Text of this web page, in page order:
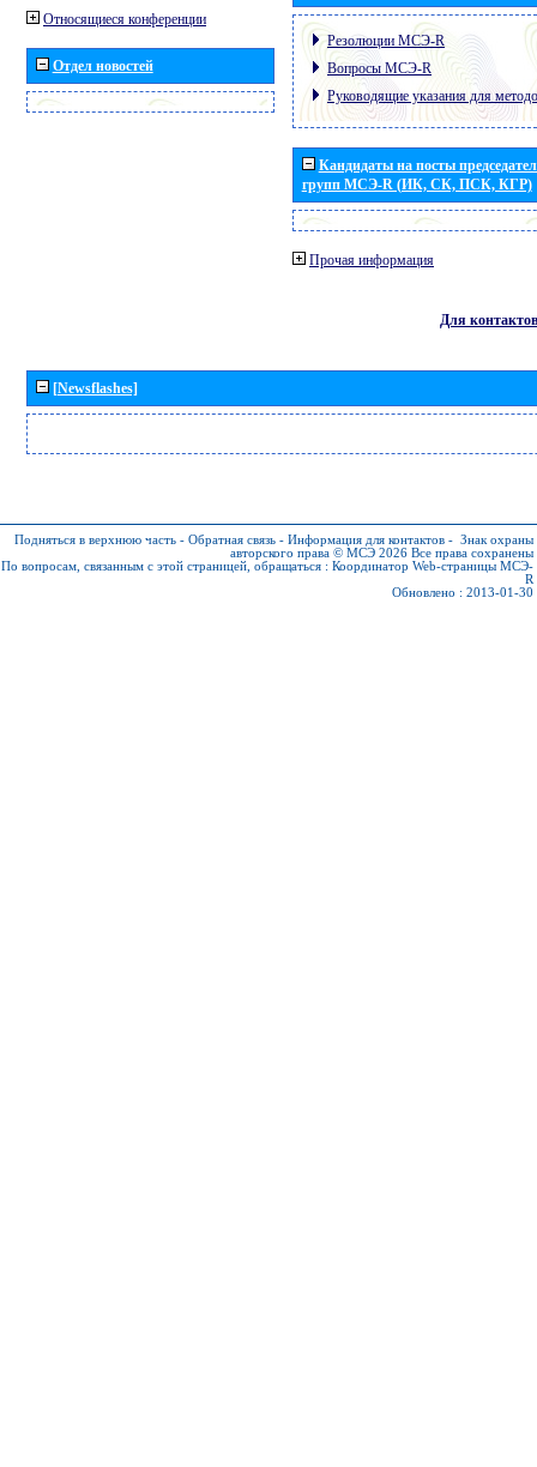
Относящиеся конференции
Отдел новостей
Резолюции МСЭ-R
Вопросы МСЭ-R
Руководящие указания для
Кандидаты на посты
групп МСЭ-R (ИК, СК, ПСК, КГР)
Прочая информация
Для контактов
[Newsflashes]
Подняться в верхнюю часть - Обратная связь - Информация для контактов - Знак охраны
авторского права © МСЭ 2026 Все права сохранены
По вопросам, связанным с этой страницей, обращаться : Координатор Web-страницы МСЭ-
R
Обновлено : 2013-01-30